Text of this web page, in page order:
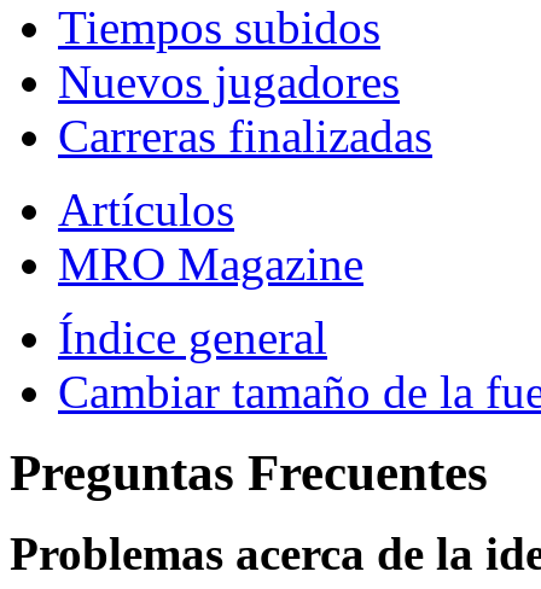
Tiempos subidos
Nuevos jugadores
Carreras finalizadas
Artículos
MRO Magazine
Índice general
Cambiar tamaño de la
Preguntas Frecuentes
Problemas acerca de la